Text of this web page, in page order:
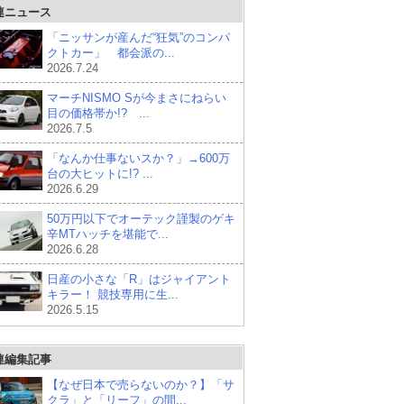
ニュース
「ニッサンが産んだ“狂気”のコンパ
クトカー」 都会派の...
2026.7.24
マーチNISMO Sが今まさにねらい
目の価格帯か!? ...
2026.7.5
「なんか仕事ないスか？」→600万
台の大ヒットに!? ...
2026.6.29
50万円以下でオーテック謹製のゲキ
辛MTハッチを堪能で...
2026.6.28
日産の小さな「R」はジャイアント
キラー！ 競技専用に生...
2026.5.15
編集記事
【なぜ日本で売らないのか？】「サ
クラ」と「リーフ」の間...